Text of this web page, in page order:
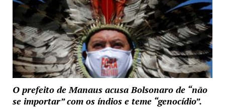
O prefeito de Manaus acusa Bolsonaro de “não
se importar” com os índios e teme “genocídio”.